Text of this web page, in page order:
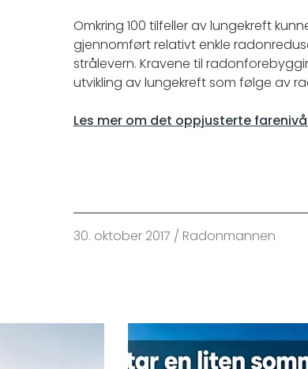
Omkring 100 tilfeller av lungekreft
gjennomført relativt enkle
strålevern. Kravene til
utvikling av lungekreft som følge av
Les mer om det oppjusterte
30. oktober 2017 / Radonmannen